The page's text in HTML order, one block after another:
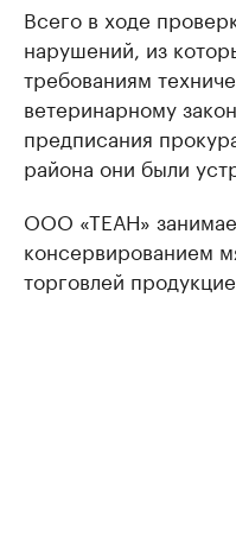
Всего в ходе
нарушений, из
требованиям
ветеринарному
предписания
района они были
ООО «ТЕАН»
консервированием
торговлей